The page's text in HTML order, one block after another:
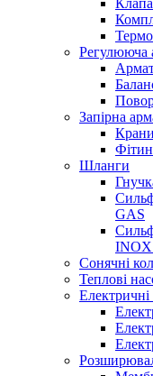
Регулююча
Запірна
Шланги
GAS
INOX
Сонячні
Теплові